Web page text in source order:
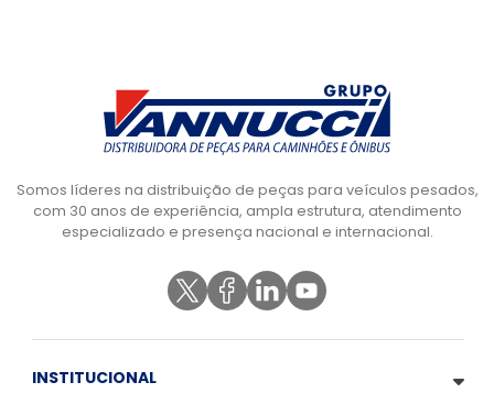
Somos líderes na distribuição de peças para veículos pesados,
com 30 anos de experiência, ampla estrutura, atendimento
especializado e presença nacional e internacional.
INSTITUCIONAL